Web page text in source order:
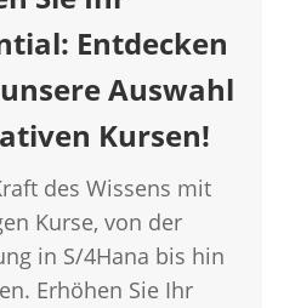
Entdecken
Auswahl
Kursen!
des Wissens mit
Kurse, von der
in S/4Hana bis hin
Erhöhen Sie Ihr